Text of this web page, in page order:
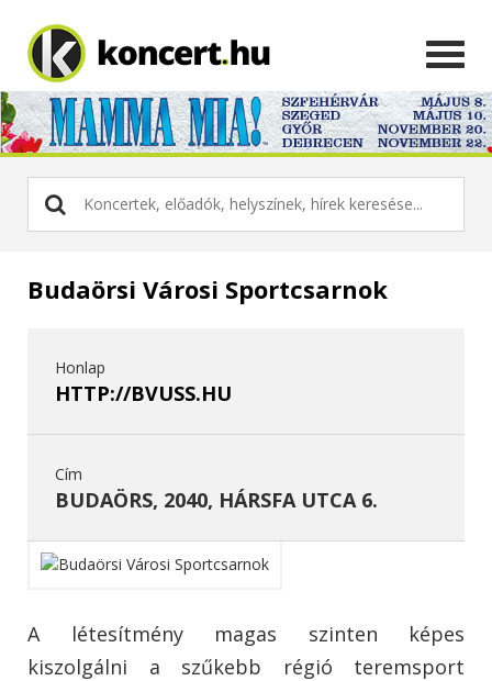
Budaörsi Városi Sportcsarnok
Honlap
HTTP://BVUSS.HU
Cím
BUDAÖRS, 2040, HÁRSFA UTCA 6.
A létesítmény magas szinten képes
kiszolgálni a szűkebb régió teremsport